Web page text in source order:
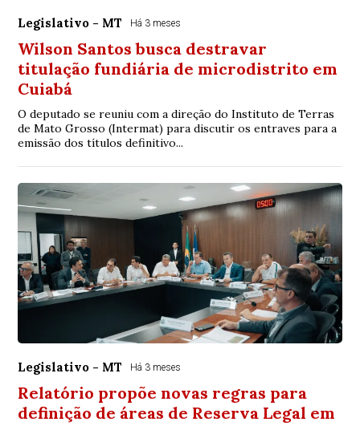
Legislativo - MT Há 3 meses
Wilson Santos busca destravar
titulação fundiária de microdistrito em
Cuiabá
O deputado se reuniu com a direção do Instituto de Terras
de Mato Grosso (Intermat) para discutir os entraves para a
emissão dos títulos definitivo...
Legislativo - MT Há 3 meses
Relatório propõe novas regras para
definição de áreas de Reserva Legal em